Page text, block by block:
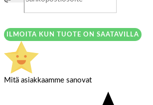
ILMOITA KUN TUOTE ON SAATAVILLA
Mitä asiakkaamme sanovat